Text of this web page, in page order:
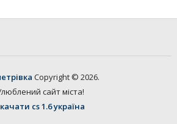
Copyright © 2026.
сайт міста!
cs 1.6 україна